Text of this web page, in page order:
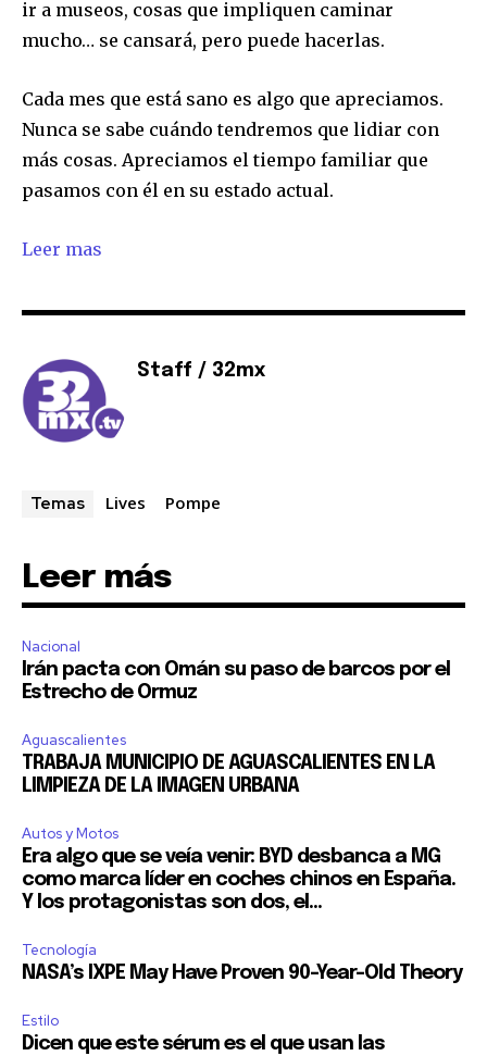
ir a museos, cosas que impliquen caminar
mucho… se cansará, pero puede hacerlas.
Cada mes que está sano es algo que apreciamos.
Nunca se sabe cuándo tendremos que lidiar con
más cosas. Apreciamos el tiempo familiar que
pasamos con él en su estado actual.
Leer mas
Staff / 32mx
Temas Lives Pompe
Leer más
Nacional
Irán pacta con Omán su paso de barcos por el
Estrecho de Ormuz
Aguascalientes
TRABAJA MUNICIPIO DE AGUASCALIENTES EN LA
LIMPIEZA DE LA IMAGEN URBANA
Autos y Motos
Era algo que se veía venir: BYD desbanca a MG
como marca líder en coches chinos en España.
Y los protagonistas son dos, el...
Tecnología
NASA’s IXPE May Have Proven 90-Year-Old Theory
Estilo
Dicen que este sérum es el que usan las